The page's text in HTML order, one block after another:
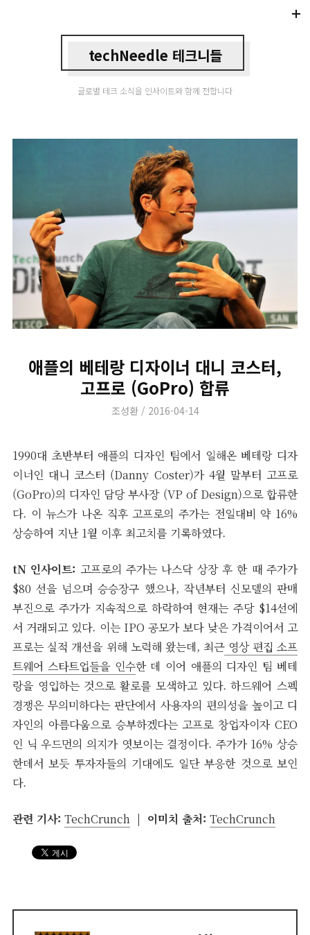
techNeedle 테크니들
글로벌 테크 소식을 인사이트와 함께 전합니다
애플의 베테랑 디자이너 대니 코스터,
고프로 (GoPro) 합류
Author
조성환
Posted
2016-04-14
1990대 초반부터 애플의 디자인 팀에서 일해온 베테랑 디자
이너인 대니 코스터 (Danny Coster)가 4월 말부터 고프로
(GoPro)의 디자인 담당 부사장 (VP of Design)으로 합류한
다. 이 뉴스가 나온 직후 고프로의 주가는 전일대비 약 16%
상승하여 지난 1월 이후 최고치를 기록하였다.
tN 인사이트: 고프로의 주가는 나스닥 상장 후 한 때 주가가
$80 선을 넘으며 승승장구 했으나, 작년부터 신모델의 판매
부진으로 주가가 지속적으로 하락하여 현재는 주당 $14선에
서 거래되고 있다. 이는 IPO 공모가 보다 낮은 가격이어서 고
프로는 실적 개선을 위해 노력해 왔는데, 최근영상 편집 소프
트웨어 스타트업들을 인수한 데 이어 애플의 디자인 팀 베테
랑을 영입하는 것으로 활로를 모색하고 있다. 하드웨어 스펙
경쟁은 무의미하다는 판단에서 사용자의 편의성을 높이고 디
자인의 아름다움으로 승부하겠다는 고프로 창업자이자 CEO
인 닉 우드먼의 의지가 엿보이는 결정이다. 주가가 16% 상승
한데서 보듯 투자자들의 기대에도 일단 부응한 것으로 보인
다.
관련 기사: TechCrunch | 이미치 출처: TechCrunch